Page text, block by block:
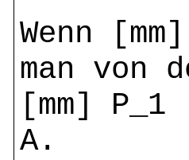
Wenn
man von
[mm]
A.